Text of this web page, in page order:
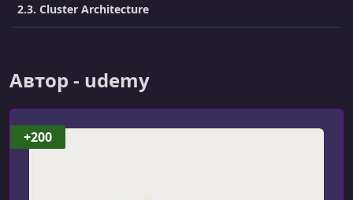
2.3. Cluster Architecture
УРОК 7.
2.5. A note on Docker deprecation
УРОК 8.
Автор - udemy
+200